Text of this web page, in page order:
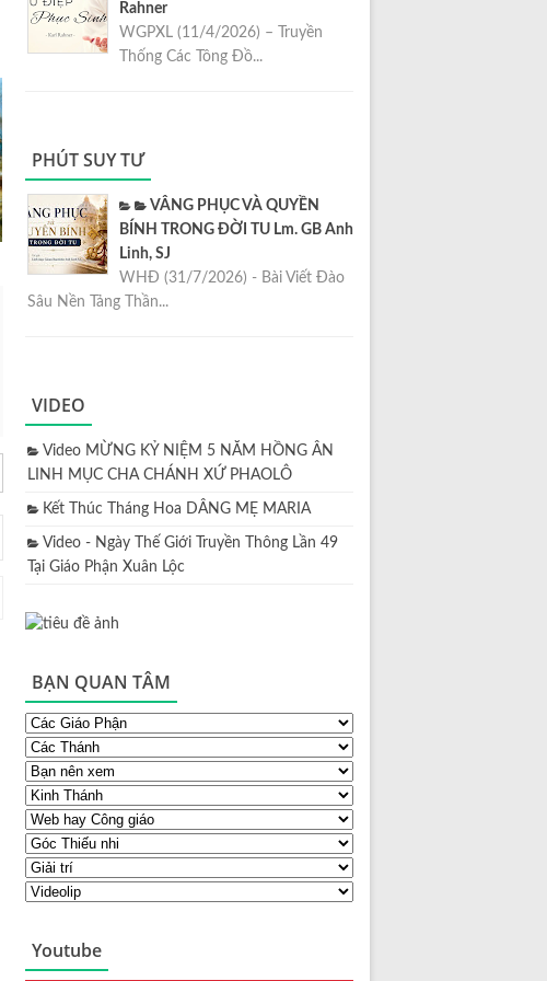
Rahner
WGPXL (11/4/2026) – Truyền
Thống Các Tông Đồ...
PHÚT SUY TƯ
VÂNG PHỤC VÀ QUYỀN
BÍNH TRONG ĐỜI TU Lm. GB Anh
Linh, SJ
WHĐ (31/7/2026) - Bài Viết Đào
Sâu Nền Tảng Thần...
VIDEO
Video MỪNG KỶ NIỆM 5 NĂM HỒNG ÂN
LINH MỤC CHA CHÁNH XỨ PHAOLÔ
Kết Thúc Tháng Hoa DÂNG MẸ MARIA
Video - Ngày Thế Giới Truyền Thông Lần 49
Tại Giáo Phận Xuân Lộc
BẠN QUAN TÂM
Youtube